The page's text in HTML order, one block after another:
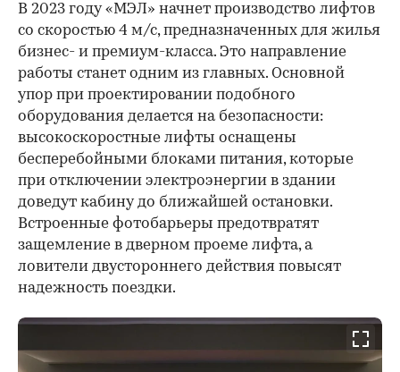
В 2023 году «МЭЛ» начнет производство лифтов
со скоростью 4 м/с, предназначенных для жилья
бизнес- и премиум-класса. Это направление
работы станет одним из главных. Основной
упор при проектировании подобного
оборудования делается на безопасности:
высокоскоростные лифты оснащены
бесперебойными блоками питания, которые
при отключении электроэнергии в здании
доведут кабину до ближайшей остановки.
Встроенные фотобарьеры предотвратят
защемление в дверном проеме лифта, а
ловители двустороннего действия повысят
надежность поездки.